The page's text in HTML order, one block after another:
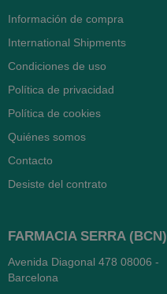
Información de compra
International Shipments
Condiciones de uso
Política de privacidad
Política de cookies
Quiénes somos
Contacto
Desiste del contrato
FARMACIA SERRA (BCN)
Avenida Diagonal 478 08006 -
Barcelona